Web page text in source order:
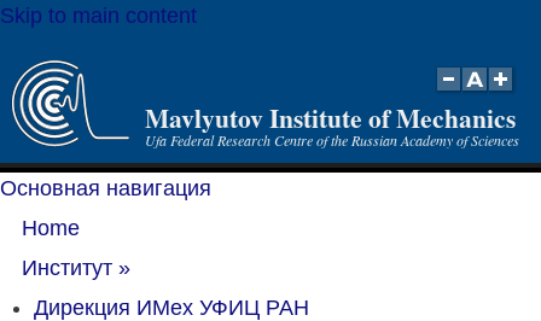
Skip to main content
Mavlyutov Institute of Mechanics
Ufa Federal Research Centre of the Russian Academy of Sciences
Основная навигация
Home
Институт »
Дирекция ИМех УФИЦ РАН